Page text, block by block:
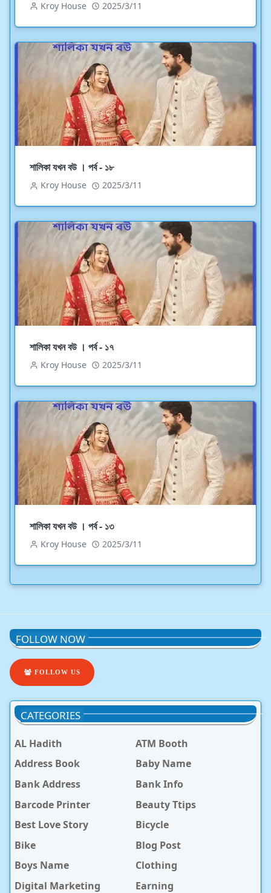
Kroy House 2025/3/11
শালিকা যখন বউ । পর্ব - ১৮
Kroy House 2025/3/11
শালিকা যখন বউ । পর্ব - ১৭
Kroy House 2025/3/11
শালিকা যখন বউ । পর্ব - ১৩
Kroy House 2025/3/11
FOLLOW NOW
FOLLOW US
CATEGORIES
AL Hadith
ATM Booth
Address Book
Baby Name
Bank Address
Bank Info
Barcode Printer
Beauty Ttips
Best Love Story
Bicycle
Bike
Blog Post
Boys Name
Clothing
Digital Marketing
Earning